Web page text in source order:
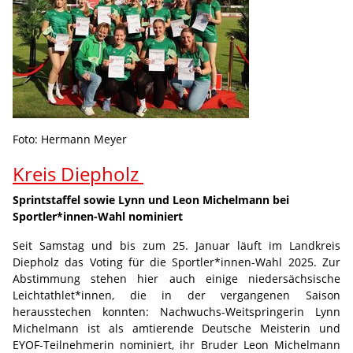
Foto: Hermann Meyer
Kreis Diepholz
Sprintstaffel sowie Lynn und Leon Michelmann bei
Sportler*innen-Wahl nominiert
Seit Samstag und bis zum 25. Januar läuft im Landkreis
Diepholz das Voting für die Sportler*innen-Wahl 2025. Zur
Abstimmung stehen hier auch einige niedersächsische
Leichtathlet*innen, die in der vergangenen Saison
herausstechen konnten: Nachwuchs-Weitspringerin Lynn
Michelmann ist als amtierende Deutsche Meisterin und
EYOF-Teilnehmerin nominiert, ihr Bruder Leon Michelmann